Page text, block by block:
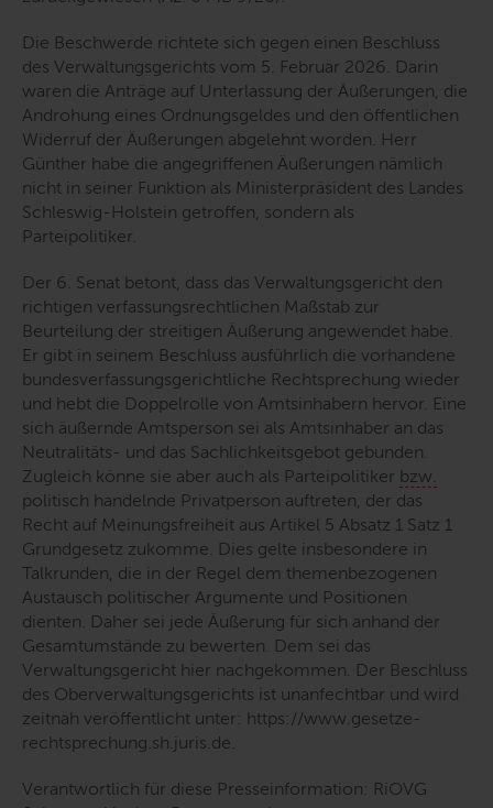
Die Beschwerde richtete sich gegen einen Beschluss
des Verwaltungsgerichts vom 5. Februar 2026. Darin
waren die Anträge auf Unterlassung der Äußerungen, die
Androhung eines Ordnungsgeldes und den öffentlichen
Widerruf der Äußerungen abgelehnt worden. Herr
Günther habe die angegriffenen Äußerungen nämlich
nicht in seiner Funktion als Ministerpräsident des Landes
Schleswig-Holstein getroffen, sondern als
Parteipolitiker.
Der 6. Senat betont, dass das Verwaltungsgericht den
richtigen verfassungsrechtlichen Maßstab zur
Beurteilung der streitigen Äußerung angewendet habe.
Er gibt in seinem Beschluss ausführlich die vorhandene
bundesverfassungsgerichtliche Rechtsprechung wieder
und hebt die Doppelrolle von Amtsinhabern hervor. Eine
sich äußernde Amtsperson sei als Amtsinhaber an das
Neutralitäts- und das Sachlichkeitsgebot gebunden.
Zugleich könne sie aber auch als Parteipolitiker bzw.
politisch handelnde Privatperson auftreten, der das
Recht auf Meinungsfreiheit aus Artikel 5 Absatz 1 Satz 1
Grundgesetz zukomme. Dies gelte insbesondere in
Talkrunden, die in der Regel dem themenbezogenen
Austausch politischer Argumente und Positionen
dienten. Daher sei jede Äußerung für sich anhand der
Gesamtumstände zu bewerten. Dem sei das
Verwaltungsgericht hier nachgekommen. Der Beschluss
des Oberverwaltungsgerichts ist unanfechtbar und wird
zeitnah veröffentlicht unter: https://www.gesetze-
rechtsprechung.sh.juris.de.
Verantwortlich für diese Presseinformation: RiOVG